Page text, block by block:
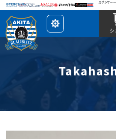
スポンサー
レ
イ
ア
カ
ス
タ
シ